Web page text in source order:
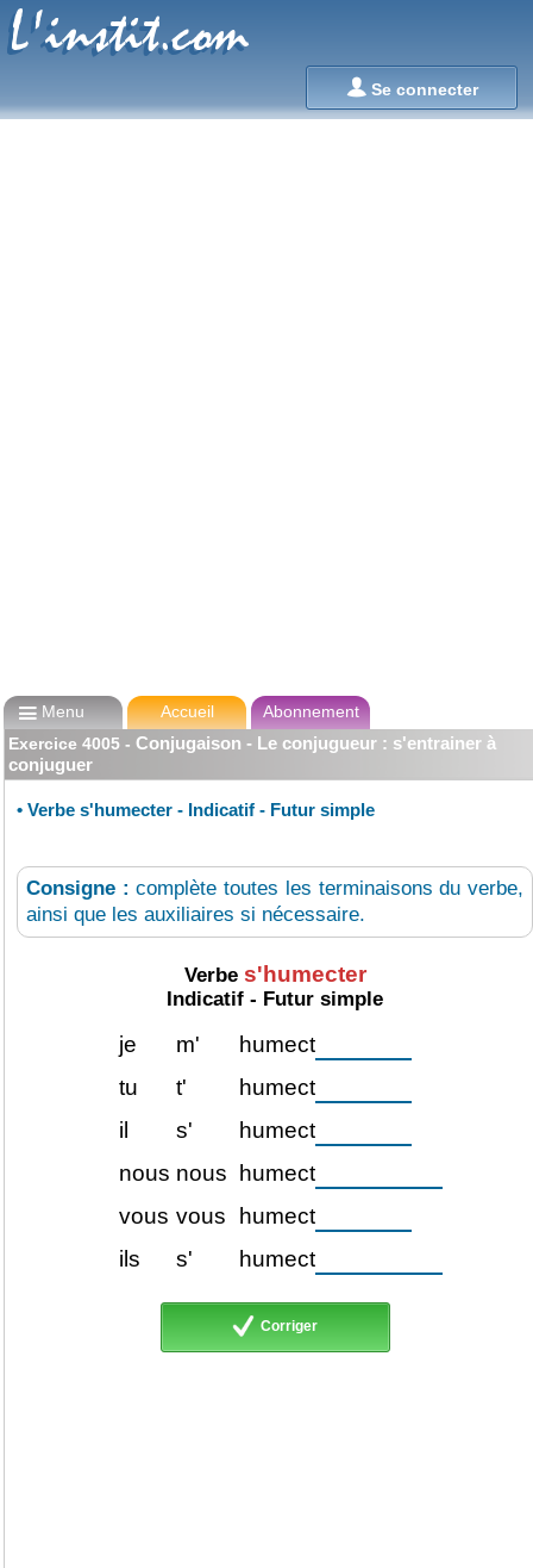
Se connecter
L'instit.com
L'instit.com
Menu Accueil
Abonnement
Exercice 4005 - Conjugaison - Le conjugueur : s'entrainer à
conjuguer
• Verbe s'humecter - Indicatif - Futur simple
Consigne :complète toutes les terminaisons du verbe,
ainsi que les auxiliaires si nécessaire.
Verbe s'humecter
Indicatif - Futur simple
je m'
humect
tu
t'
humect
il
s'
humect
nous nous humect
vous vous
humect
ils
s' humect
Corriger